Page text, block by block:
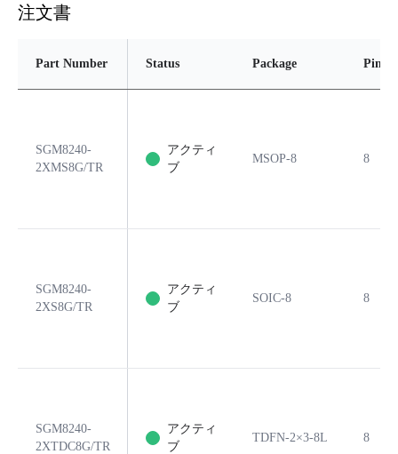
注文書
Part Number Status Package Pins
SGM8240-
2XMS8G/TR
アクティ
ブ
MSOP-8 8
SGM8240-
2XS8G/TR
アクティ
ブ
SOIC-8 8
SGM8240-
2XTDC8G/TR
アクティ
ブ
TDFN-2×3-8L 8